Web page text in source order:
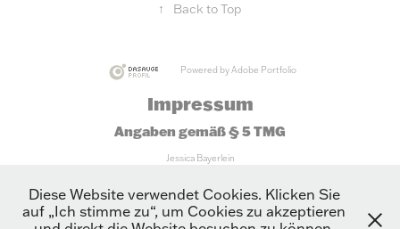
↑ Back to Top
Powered byAdobe Portfolio
Impressum
Angaben gemäß § 5 TMG
Jessica Bayerlein
An der Trappstiege 4
45721 Haltern am See
Diese Website verwendet Cookies. Klicken Sie
auf „Ich stimme zu“, um Cookies zu akzeptieren